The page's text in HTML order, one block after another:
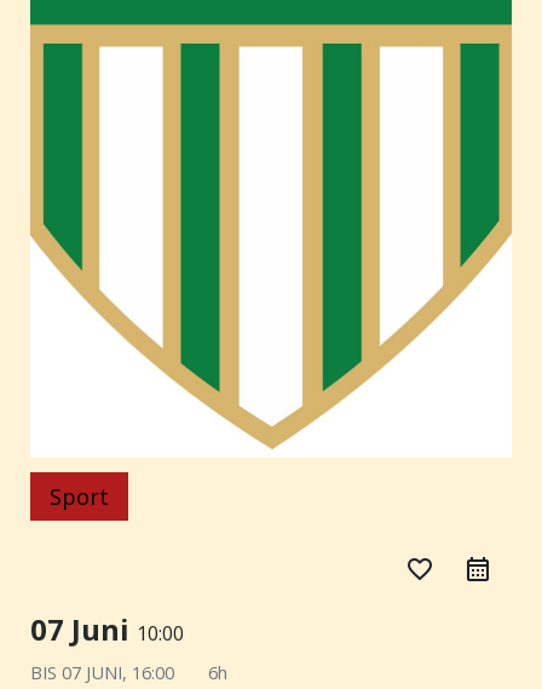
Sport
favorite_border
07 Juni 10:00
BIS 07 JUNI, 16:00 6h